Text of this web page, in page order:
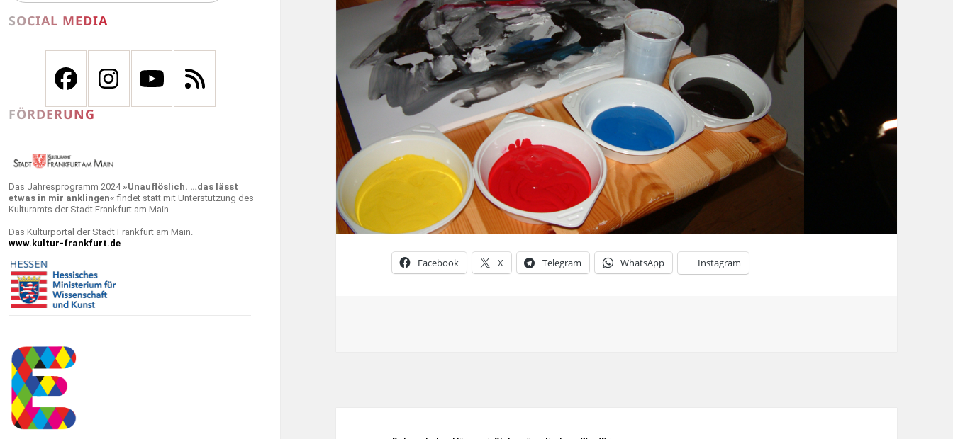
SOCIAL MEDIA
FÖRDERUNG
Das Jahresprogramm 2024»Unauflöslich. …das lässt
etwas in mir anklingen« findet statt mit Unterstützung des
Kulturamts der Stadt Frankfurt am Main
Das Kulturportal der Stadt Frankfurt am Main.
www.kultur-frankfurt.de
Facebook X Telegram WhatsApp Instagram